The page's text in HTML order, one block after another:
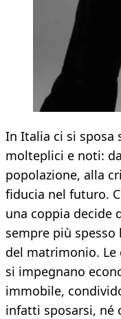
In Italia ci si sposa
molteplici e noti:
popolazione, alla
fiducia nel futuro.
una coppia decide
sempre più spesso
del matrimonio. Le
si impegnano
immobile,
infatti sposarsi, né